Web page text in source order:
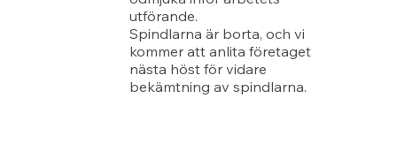
utförande.
Spindlarna är borta, och vi
kommer att anlita företaget
nästa höst för vidare
bekämtning av spindlarna.